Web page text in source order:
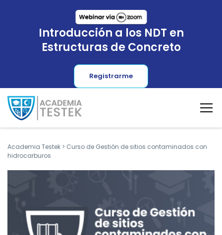
Introducción a los NDT en
Estructuras de Concreto
Registrarme
Academia Testek > Curso de Gestión de sitios contaminados con
hidrocarburos